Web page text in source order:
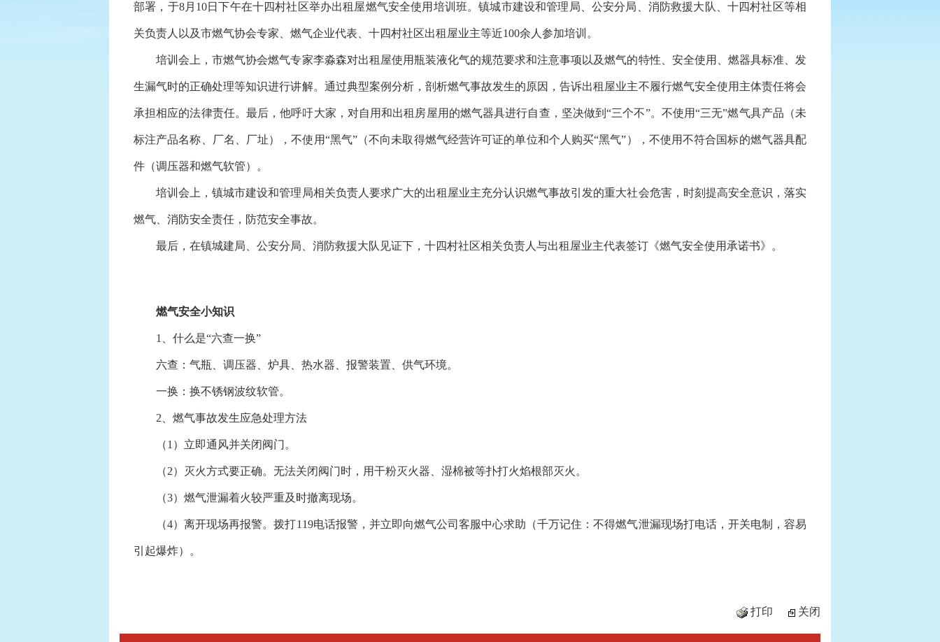
部署，于8月10日下午在十四村社区举办出租屋燃气安全使用培训班。镇城市建设和管理局、公安分局、消防救援大队、十四村社区等相
关负责人以及市燃气协会专家、燃气企业代表、十四村社区出租屋业主等近100余人参加培训。
培训会上，市燃气协会燃气专家李淼森对出租屋使用瓶装液化气的规范要求和注意事项以及燃气的特性、安全使用、燃器具标准、发
生漏气时的正确处理等知识进行讲解。通过典型案例分析，剖析燃气事故发生的原因，告诉出租屋业主不履行燃气安全使用主体责任将会
承担相应的法律责任。最后，他呼吁大家，对自用和出租房屋用的燃气器具进行自查，坚决做到“三个不”。不使用“三无”燃气具产品（未
标注产品名称、厂名、厂址），不使用“黑气”（不向未取得燃气经营许可证的单位和个人购买“黑气”），不使用不符合国标的燃气器具配
件（调压器和燃气软管）。
培训会上，镇城市建设和管理局相关负责人要求广大的出租屋业主充分认识燃气事故引发的重大社会危害，时刻提高安全意识，落实
燃气、消防安全责任，防范安全事故。
最后，在镇城建局、公安分局、消防救援大队见证下，十四村社区相关负责人与出租屋业主代表签订《燃气安全使用承诺书》。
燃气安全小知识
1、什么是“六查一换”
六查：气瓶、调压器、炉具、热水器、报警装置、供气环境。
一换：换不锈钢波纹软管。
2、燃气事故发生应急处理方法
（1）立即通风并关闭阀门。
（2）灭火方式要正确。无法关闭阀门时，用干粉灭火器、湿棉被等扑打火焰根部灭火。
（3）燃气泄漏着火较严重及时撤离现场。
（4）离开现场再报警。拨打119电话报警，并立即向燃气公司客服中心求助（千万记住：不得燃气泄漏现场打电话，开关电制，容易
引起爆炸）。
打印 关闭